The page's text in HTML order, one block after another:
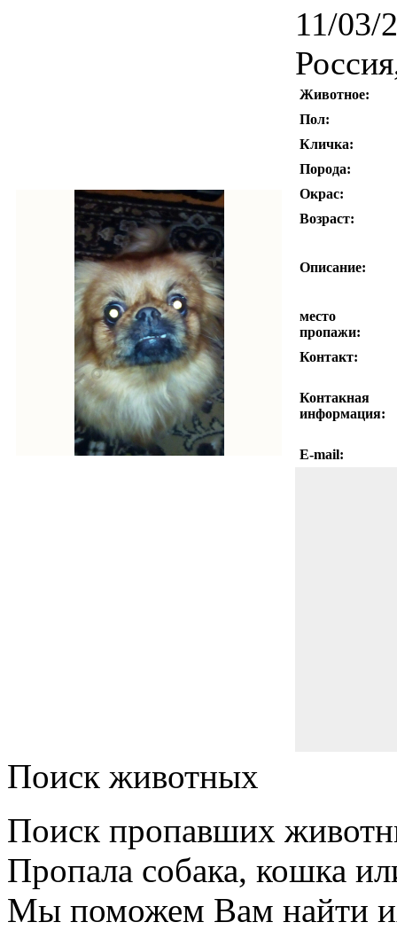
11/03/
Животное:
Пол:
Кличка:
Порода:
Окрас:
Возраст:
Описание:
место
пропажи:
Контакт:
Контакная
информация:
E-mail:
Поиск животных
Поиск пропавших
Пропала собака, кошка
Мы поможем Вам найти